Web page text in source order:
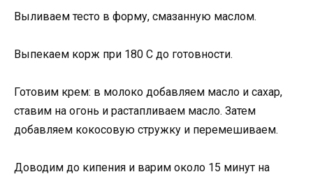
Выливаем тесто в форму, смазанную маслом.
Выпекаем корж при 180 С до готовности.
Готовим крем: в молоко добавляем масло и сахар,
ставим на огонь и растапливаем масло. Затем
добавляем кокосовую стружку и перемешиваем.
Доводим до кипения и варим около 15 минут на